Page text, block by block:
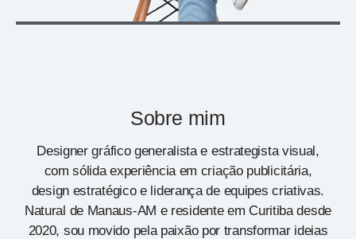
Sobre mim
Designer gráfico generalista e estrategista visual,
com sólida experiência em criação publicitária,
design estratégico e liderança de equipes criativas.
Natural de Manaus-AM e residente em Curitiba desde
2020, sou movido pela paixão por transformar ideias